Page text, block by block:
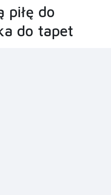
piłę do
do tapet